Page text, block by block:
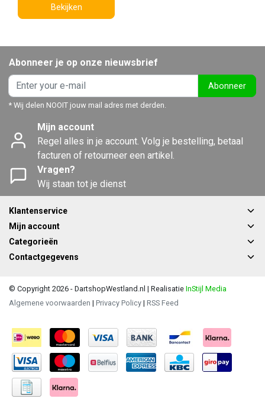
Bekijken
Abonneer je op onze nieuwsbrief
Abonneer
* Wij delen NOOIT jouw mail adres met derden.
Mijn account
Regel alles in je account. Volg je bestelling, betaal
facturen of retourneer een artikel.
Vragen?
Wij staan tot je dienst
Klantenservice
Mijn account
Categorieën
Contactgegevens
© Copyright 2026 - DartshopWestland.nl | Realisatie InStijl Media
Algemene voorwaarden | Privacy Policy | RSS Feed